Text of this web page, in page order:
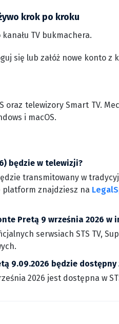
krok po kroku
TV bukmachera.
się lub załóż nowe konto z
telewizory Smart TV.
i macOS.
będzie w telewizji?
transmitowany w
znajdziesz na
Pretą 9 września 2026 w
serwsiach STS TV,
9.09.2026 będzie dostępny
2026 jest dostępna w